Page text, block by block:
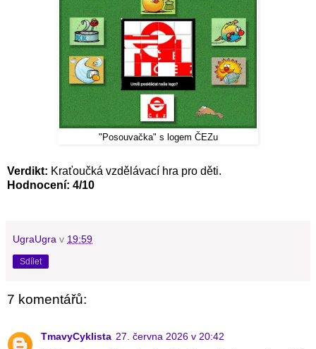
"Posouvačka" s logem ČEZu
Verdikt: Kraťoučká vzdělávací hra pro děti.
Hodnocení: 4/10
UgraUgra v 19:59
Sdílet
7 komentářů:
TmavyCyklista 27. června 2026 v 20:42